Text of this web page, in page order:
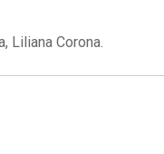
Liliana Corona.